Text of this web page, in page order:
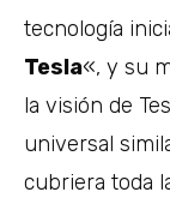
tecnología
Tesla«, y su
la visión de
universal
cubriera toda